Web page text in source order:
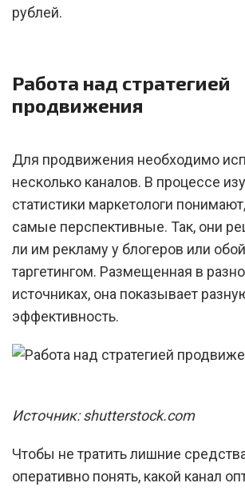
рублей.
Работа над стратегией
продвижения
Для продвижения необходимо
несколько каналов. В процессе
статистики маркетологи
самые перспективные. Так, они
ли им рекламу у блогеров или
таргетингом. Размещенная в
источниках, она показывает
эффективность.
Источник: shutterstock.com
Чтобы не тратить лишние
оперативно понять, какой канал